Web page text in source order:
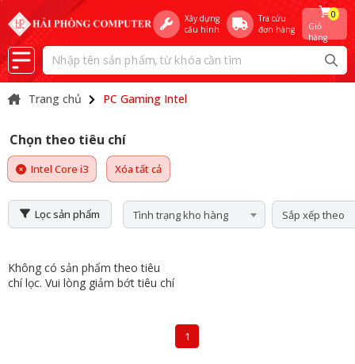
Xây dựng
cấu hình
Tra cứu
đơn hàng
Giỏ
hàng
0
Trang chủ PC Gaming Intel
Chọn theo tiêu chí
Intel Core i3 Xóa tất cả
Lọc sản phẩm Tình trạng kho hàng Sắp xếp theo
Không có sản phẩm theo tiêu
chí lọc. Vui lòng giảm bớt tiêu chí
1